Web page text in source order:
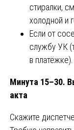
стиралки,
холодной и
Если от
службу УК
в платёжке).
Минута 15–30.
акта
Скажите